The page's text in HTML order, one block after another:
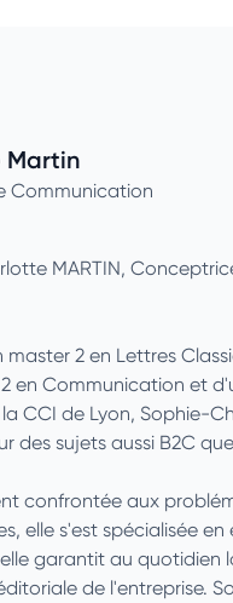
Martin
Communication
Martin sur Linkedin
MARTIN,
master 2 en Lettres
en Communication et
CCI de Lyon, Sophie-
des sujets aussi B2C
confrontée aux
elle s'est spécialisée en
garantit au quotidien
de l'entreprise.